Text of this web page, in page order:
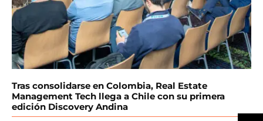
Tras consolidarse en Colombia, Real Estate
Management Tech llega a Chile con su primera
edición Discovery Andina